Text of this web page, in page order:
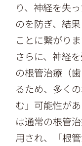
り、神経を失
のを防ぎ、結
ことに繋がりま
さらに、神経
の根管治療（
るため、多く
む」可能性が
は通常の根管
用され、「根